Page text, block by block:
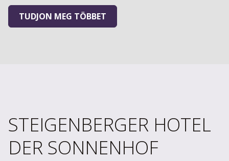
TUDJON MEG TÖBBET
STEIGENBERGER HOTEL
DER SONNENHOF